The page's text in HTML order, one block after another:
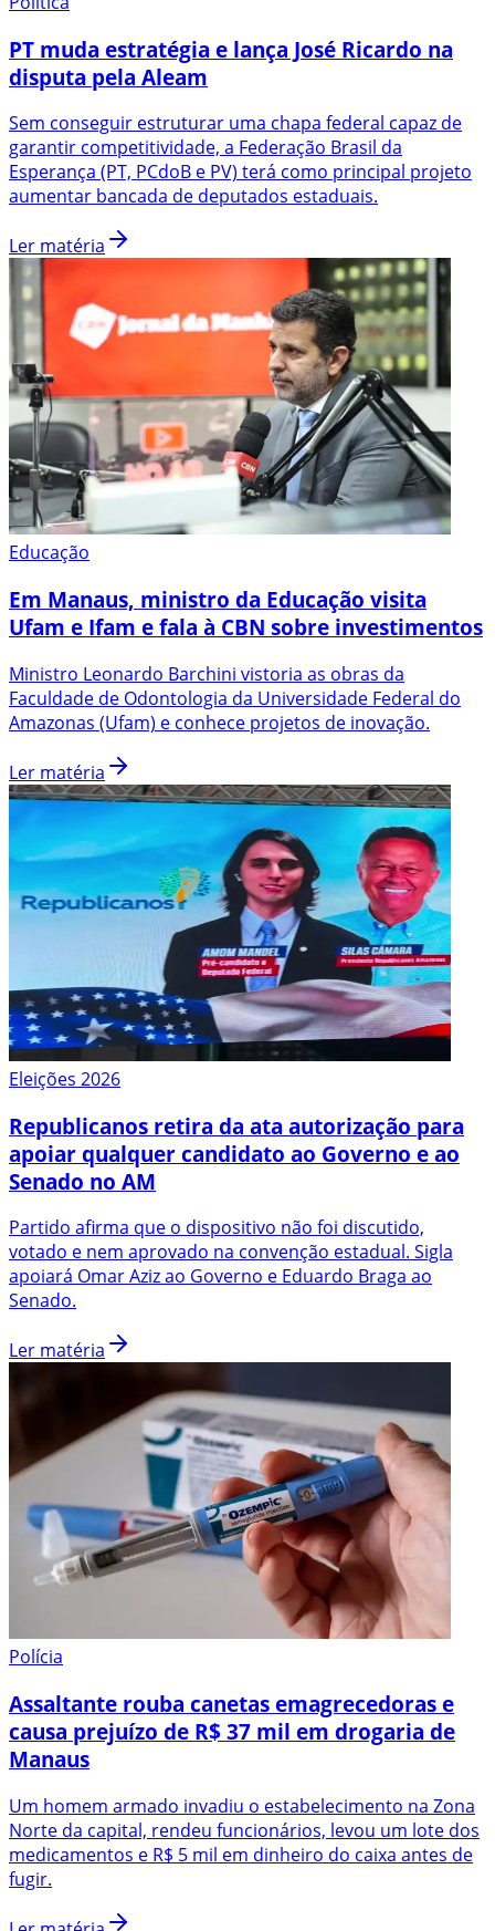
PT muda estratégia e lança José Ricardo na
disputa pela Aleam
Sem conseguir estruturar uma chapa federal capaz de
garantir competitividade, a Federação Brasil da
Esperança (PT, PCdoB e PV) terá como principal projeto
aumentar bancada de deputados estaduais.
Ler matéria
Educação
Em Manaus, ministro da Educação visita
Ufam e Ifam e fala à CBN sobre investimentos
Ministro Leonardo Barchini vistoria as obras da
Faculdade de Odontologia da Universidade Federal do
Amazonas (Ufam) e conhece projetos de inovação.
Ler matéria
Eleições 2026
Republicanos retira da ata autorização para
apoiar qualquer candidato ao Governo e ao
Senado no AM
Partido afirma que o dispositivo não foi discutido,
votado e nem aprovado na convenção estadual. Sigla
apoiará Omar Aziz ao Governo e Eduardo Braga ao
Senado.
Ler matéria
Polícia
Assaltante rouba canetas emagrecedoras e
causa prejuízo de R$ 37 mil em drogaria de
Manaus
Um homem armado invadiu o estabelecimento na Zona
Norte da capital, rendeu funcionários, levou um lote dos
medicamentos e R$ 5 mil em dinheiro do caixa antes de
fugir.